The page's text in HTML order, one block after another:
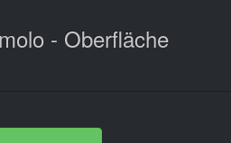
- Oberfläche